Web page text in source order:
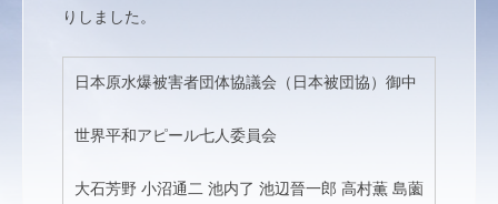
りしました。
日本原水爆被害者団体協議会（日本被団協）御中
世界平和アピール七人委員会
大石芳野 小沼通二 池内了 池辺晉一郎 高村薫 島薗